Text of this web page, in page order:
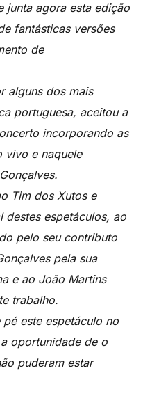
junta agora esta edição
fantásticas versões
de
alguns dos mais
portuguesa, aceitou a
incorporando as
vivo e naquele
Tim dos Xutos e
destes espetáculos, ao
pelo seu contributo
pela sua
e ao João Martins
trabalho.
este espetáculo no
oportunidade de o
puderam estar